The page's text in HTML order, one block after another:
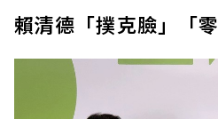
賴清德「撲克臉」「